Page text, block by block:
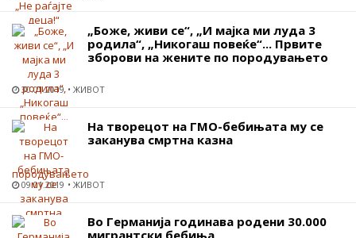
„Боже, живи се“, „И мајка ми луда 3
родила“, „Никогаш повеќе“... Првите
зборови на жените по породувањето
30.01.2019 ЖИВОТ
На творецот на ГМО-бебињата му се
заканува смртна казна
09.01.2019 ЖИВОТ
Во Германија годинава родени 30.000
мигрантски бебиња